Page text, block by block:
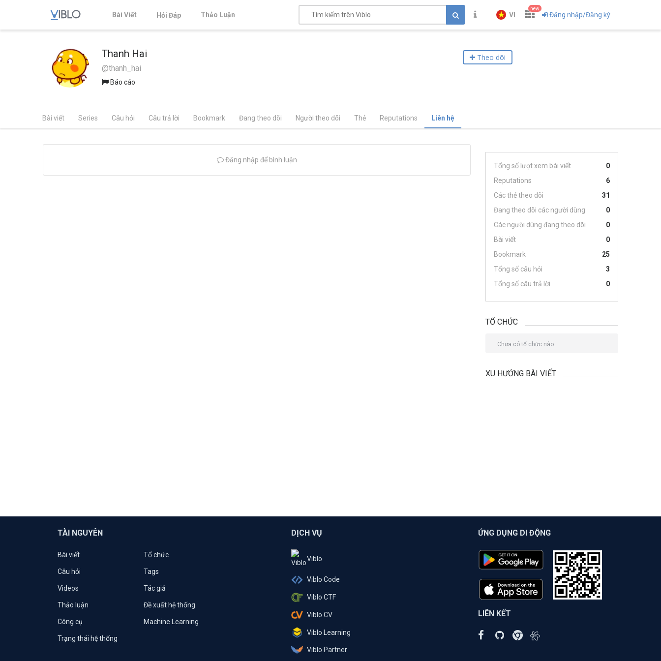
Bài Viết Hỏi Đáp Thảo Luận VI
new
Đăng nhập/Đăng ký
Thanh Hai
@thanh_hai
Báo cáo
Theo dõi
Bài viết Series Câu hỏi Câu trả lời Bookmark Đang theo dõi Người theo dõi Thẻ Reputations Liên hệ
Đăng nhập để bình luận
Tổng số lượt xem bài viết
0
Reputations
6
Các thẻ theo dõi
31
Đang theo dõi các người dùng
0
Các người dùng đang theo dõi
0
Bài viết
0
Bookmark
25
Tổng số câu hỏi
3
Tổng số câu trả lời
0
TỔ CHỨC
Chưa có tổ chức nào.
XU HƯỚNG BÀI VIẾT
TÀI NGUYÊN
Bài viết Tổ chức
Câu hỏi Tags
Videos Tác giả
Thảo luận Đề xuất hệ thống
Công cụ Machine Learning
Trạng thái hệ thống
DỊCH VỤ
Viblo
Viblo Code
Viblo CTF
Viblo CV
Viblo Learning
Viblo Partner
ỨNG DỤNG DI ĐỘNG
LIÊN KẾT